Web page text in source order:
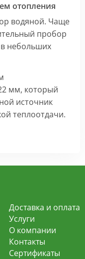
отопления
водяной. Чаще
пробор
небольших
мм, который
источник
теплоотдачи.
подходит для
работает.
Доставка и оплата
Услуги
О компании
Контакты
Сертификаты